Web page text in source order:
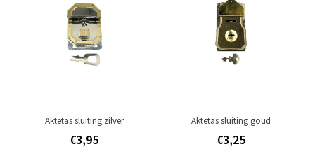
Aktetas sluiting zilver
€3,95
Aktetas sluiting goud
€3,25